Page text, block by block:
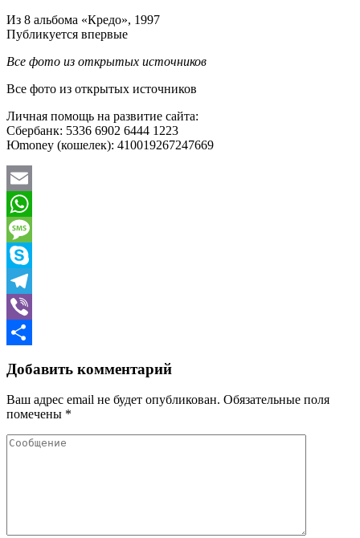
Из 8 альбома «Кредо», 1997
Публикуется впервые
Все фото из открытых источников
Все фото из открытых источников
Личная помощь на развитие сайта:
Сбербанк: 5336 6902 6444 1223
Юmoney (кошелек): 410019267247669
Email
WhatsApp
Message
Skype
Telegram
Viber
Добавить комментарий
Ваш адрес email не будет опубликован. Обязательные поля
помечены *